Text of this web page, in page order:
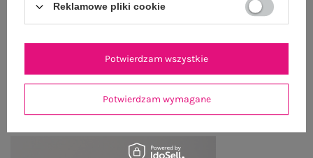
OSTATNIO OGLĄDANE
Reklamowe pliki cookie
Potwierdzam wymagane
Potwierdzam wszystkie